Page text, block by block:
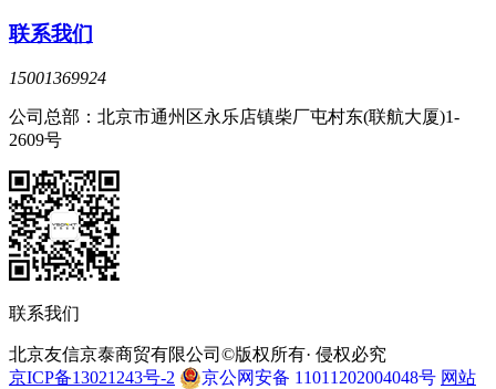
联系我们
15001369924
公司总部：北京市通州区永乐店镇柴厂屯村东(联航大厦)1-
2609号
联系我们
北京友信京泰商贸有限公司©版权所有· 侵权必究
京ICP备13021243号-2
京公网安备 11011202004048号 网站